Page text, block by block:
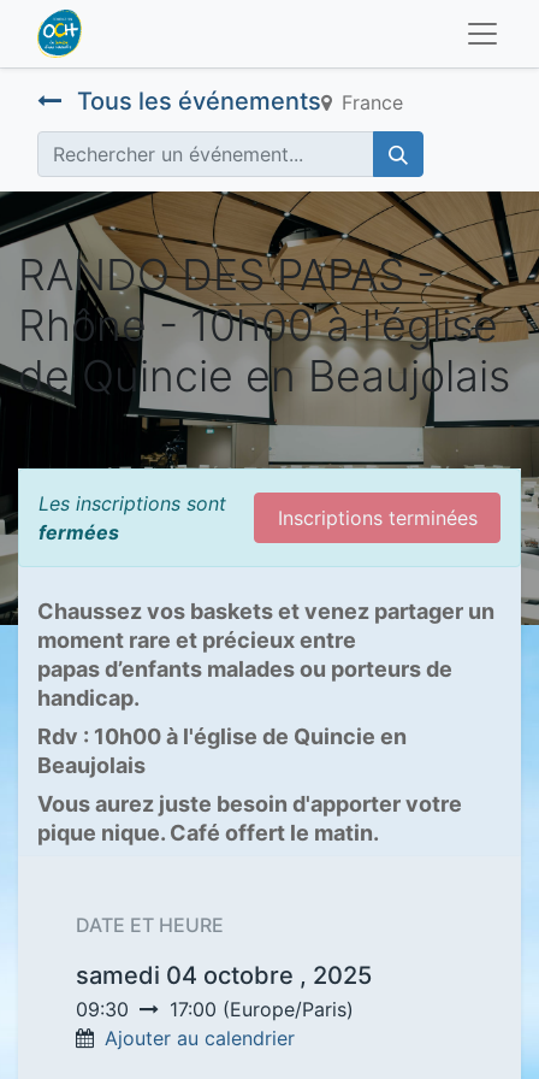
Tous les événements France
RANDO DES PAPAS -
Rhône - 10h00 à l'église
de Quincie en Beaujolais
Les inscriptions sont
fermées
Inscriptions terminées
Chaussez vos baskets et venez partager un
moment rare et précieux entre
papas d’enfants malades ou porteurs de
handicap.
Rdv : 10h00 à l'église de Quincie en
Beaujolais
Vous aurez juste besoin d'apporter votre
pique nique. Café offert le matin.
DATE ET HEURE
samedi 04 octobre , 2025
09:30 17:00 (Europe/Paris)
Ajouter au calendrier